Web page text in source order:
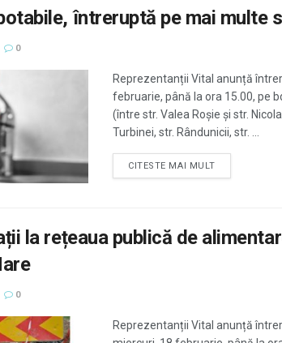
întreruptă pe mai multe
0
Reprezentanții Vital anunță
februarie, până la ora 15.00, pe
(între str. Valea Roșie și str.
Turbinei, str. Rândunicii, str. ...
CITESTE MAI MULT
la rețeaua publică de
0
Reprezentanții Vital anunță